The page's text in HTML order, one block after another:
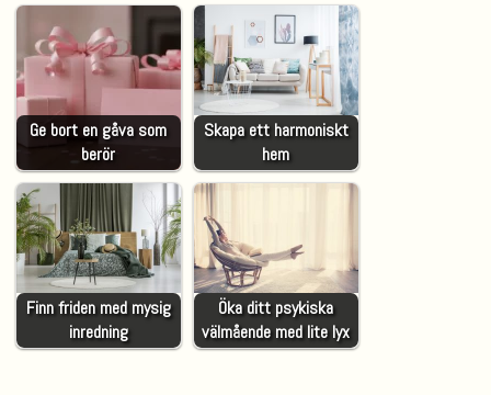
Ge bort en gåva som
berör
Skapa ett harmoniskt
hem
Finn friden med mysig
inredning
Öka ditt psykiska
välmående med lite lyx